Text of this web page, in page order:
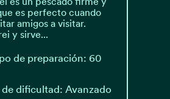
es perfecto cuando
amigos a visitar.
y sirve...
de preparación: 60
dificultad: Avanzado